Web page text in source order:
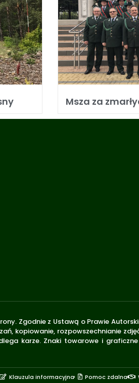
Msza za
Zgodnie z Ustawą o Prawie
kopiowanie, rozpowszechnianie
karze. Znaki towarowe i
Klauzula informacyjna Pomoc zdalna